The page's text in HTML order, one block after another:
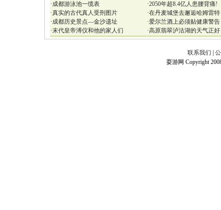
·成都游泳池一缆表
·真实的古代真人受刑图片
·成都历史景点—金沙遗址
·末代皇帝溥仪和他的家人们
·2050年超8.4亿人患腰背痛!
·在丹麦城堡去邂逅哈姆雷特
·爱尔兰酒上必须贴健康警告
·高原翡翠泸沽湖的天气正好
联系我们
耍游网 Copyright